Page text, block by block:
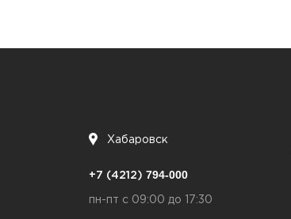
Хабаровск
+7 (4212) 794-000
пн-пт с 09:00 до 17:30